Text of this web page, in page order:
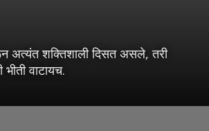
अत्यंत शक्तिशाली दिसत असले, तरी
भीती वाटायच.